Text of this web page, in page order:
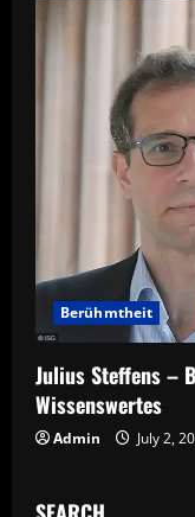
Berühmtheit
Julius Steffens –
Wissenswertes
Admin July 2,